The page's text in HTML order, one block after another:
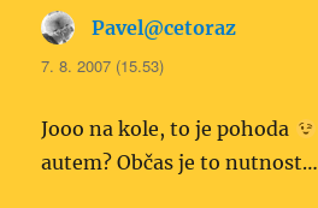
Pavel@cetoraz
7. 8. 2007 (15.53)
Jooo na kole, to je pohoda
autem? Občas je to nutnost…